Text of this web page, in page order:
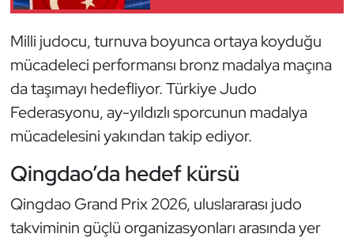
Milli judocu, turnuva boyunca ortaya koyduğu
mücadeleci performansı bronz madalya maçına
da taşımayı hedefliyor. Türkiye Judo
Federasyonu, ay-yıldızlı sporcunun madalya
mücadelesini yakından takip ediyor.
Qingdao’da hedef kürsü
Qingdao Grand Prix 2026, uluslararası judo
takviminin güçlü organizasyonları arasında yer
Kempo
Kick Boks
Kürek
Masa Tenisi
Modern Pentatlon